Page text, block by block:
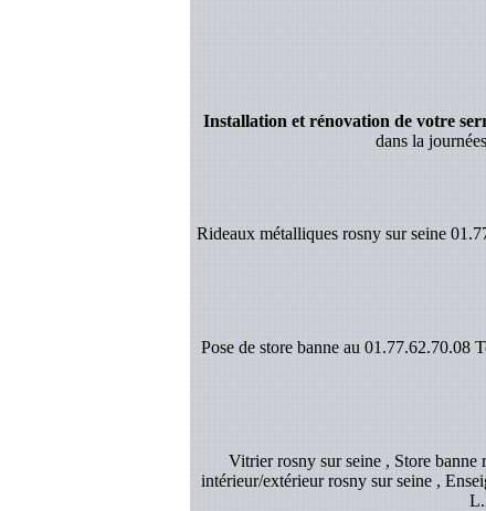
Installation et rénovation de votre
dans la
Rideaux métalliques rosny sur seine
Pose de store banne au 01.77.62.70.08
Vitrier rosny sur seine , Store banne
intérieur/extérieur rosny sur seine ,